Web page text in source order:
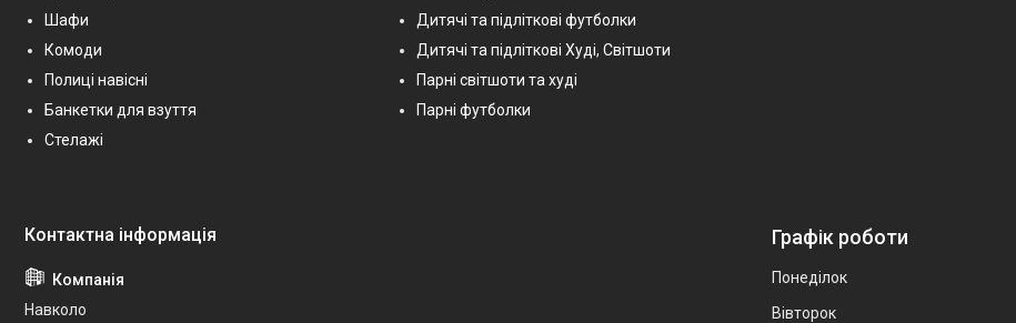
Шафи
Комоди
Полиці навісні
Банкетки для взуття
Стелажі
Дитячі та підліткові футболки
Дитячі та підліткові Худі, Світшоти
Парні світшоти та худі
Парні футболки
Навколо
Графік роботи
Понеділок
Вівторок